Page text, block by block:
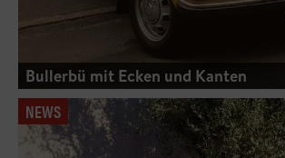
Bullerbü mit Ecken und Kanten
NEWS